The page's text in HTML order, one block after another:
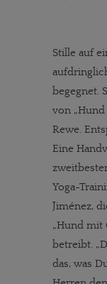
Stille auf
begegnet.
von
Rewe.
Eine
Yoga-
Jiménez,
„Hund mit
betreibt.
das, was